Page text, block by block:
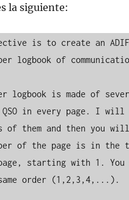
la siguiente:
is to create an
logbook of
logbook is made of
in every page. I will
of them and then you will
of the page is in
starting with 1. You
order (1,2,3,4,...).